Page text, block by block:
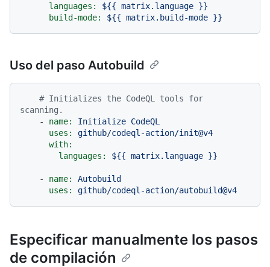
languages:
${{ matrix.language }}
build-mode:
${{ matrix.build-mode }}
Uso del paso Autobuild
# Initializes the CodeQL tools for
scanning.
-
name: Initialize CodeQL
uses:
github/codeql-action/init@v4
with:
languages:
${{ matrix.language }}
- name:
Autobuild
uses:
github/codeql-action/autobuild@v4
Especificar manualmente los pasos
de compilación